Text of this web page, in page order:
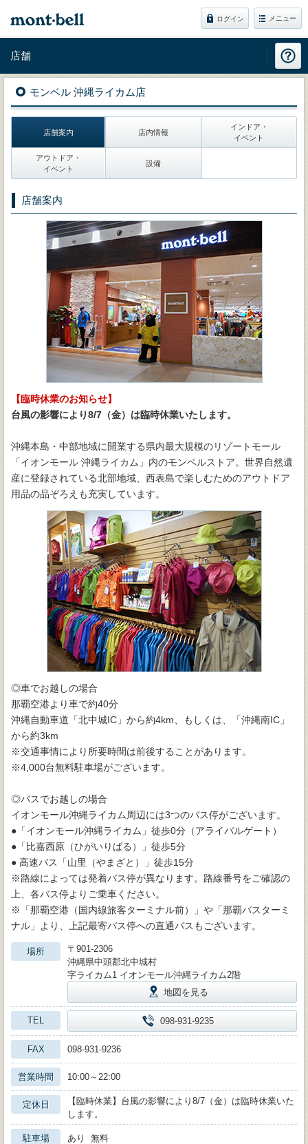
ログイン メニュー
店舗
モンベル 沖縄ライカム店
店舗案内 店内情報
インドア・
イベント
アウトドア・
イベント
設備
店舗案内
【臨時休業のお知らせ】
台風の影響により8/7（金）は臨時休業いたします。
沖縄本島・中部地域に開業する県内最大規模のリゾートモール
「イオンモール 沖縄ライカム」内のモンベルストア。世界自然遺
産に登録されている北部地域、西表島で楽しむためのアウトドア
用品の品ぞろえも充実しています。
◎車でお越しの場合
那覇空港より車で約40分
沖縄自動車道「北中城IC」から約4km、もしくは、「沖縄南IC」
から約3km
※交通事情により所要時間は前後することがあります。
※4,000台無料駐車場がございます。
◎バスでお越しの場合
イオンモール沖縄ライカム周辺には3つのバス停がございます。
●「イオンモール沖縄ライカム」徒歩0分（アライバルゲート）
●「比嘉西原（ひがいりばる）」徒歩5分
● 高速バス「山里（やまざと）」徒歩15分
※路線によっては発着バス停が異なります。路線番号をご確認の
上、各バス停よりご乗車ください。
※「那覇空港（国内線旅客ターミナル前）」や「那覇バスターミ
ナル」より、上記最寄バス停への直通バスもございます。
場所
〒901-2306
沖縄県中頭郡北中城村
字ライカム1 イオンモール沖縄ライカム2階
地図を見る
TEL 098-931-9235
FAX 098-931-9236
営業時間 10:00～22:00
定休日
【臨時休業】台風の影響により8/7（金）は臨時休業いた
します。
駐車場 あり 無料